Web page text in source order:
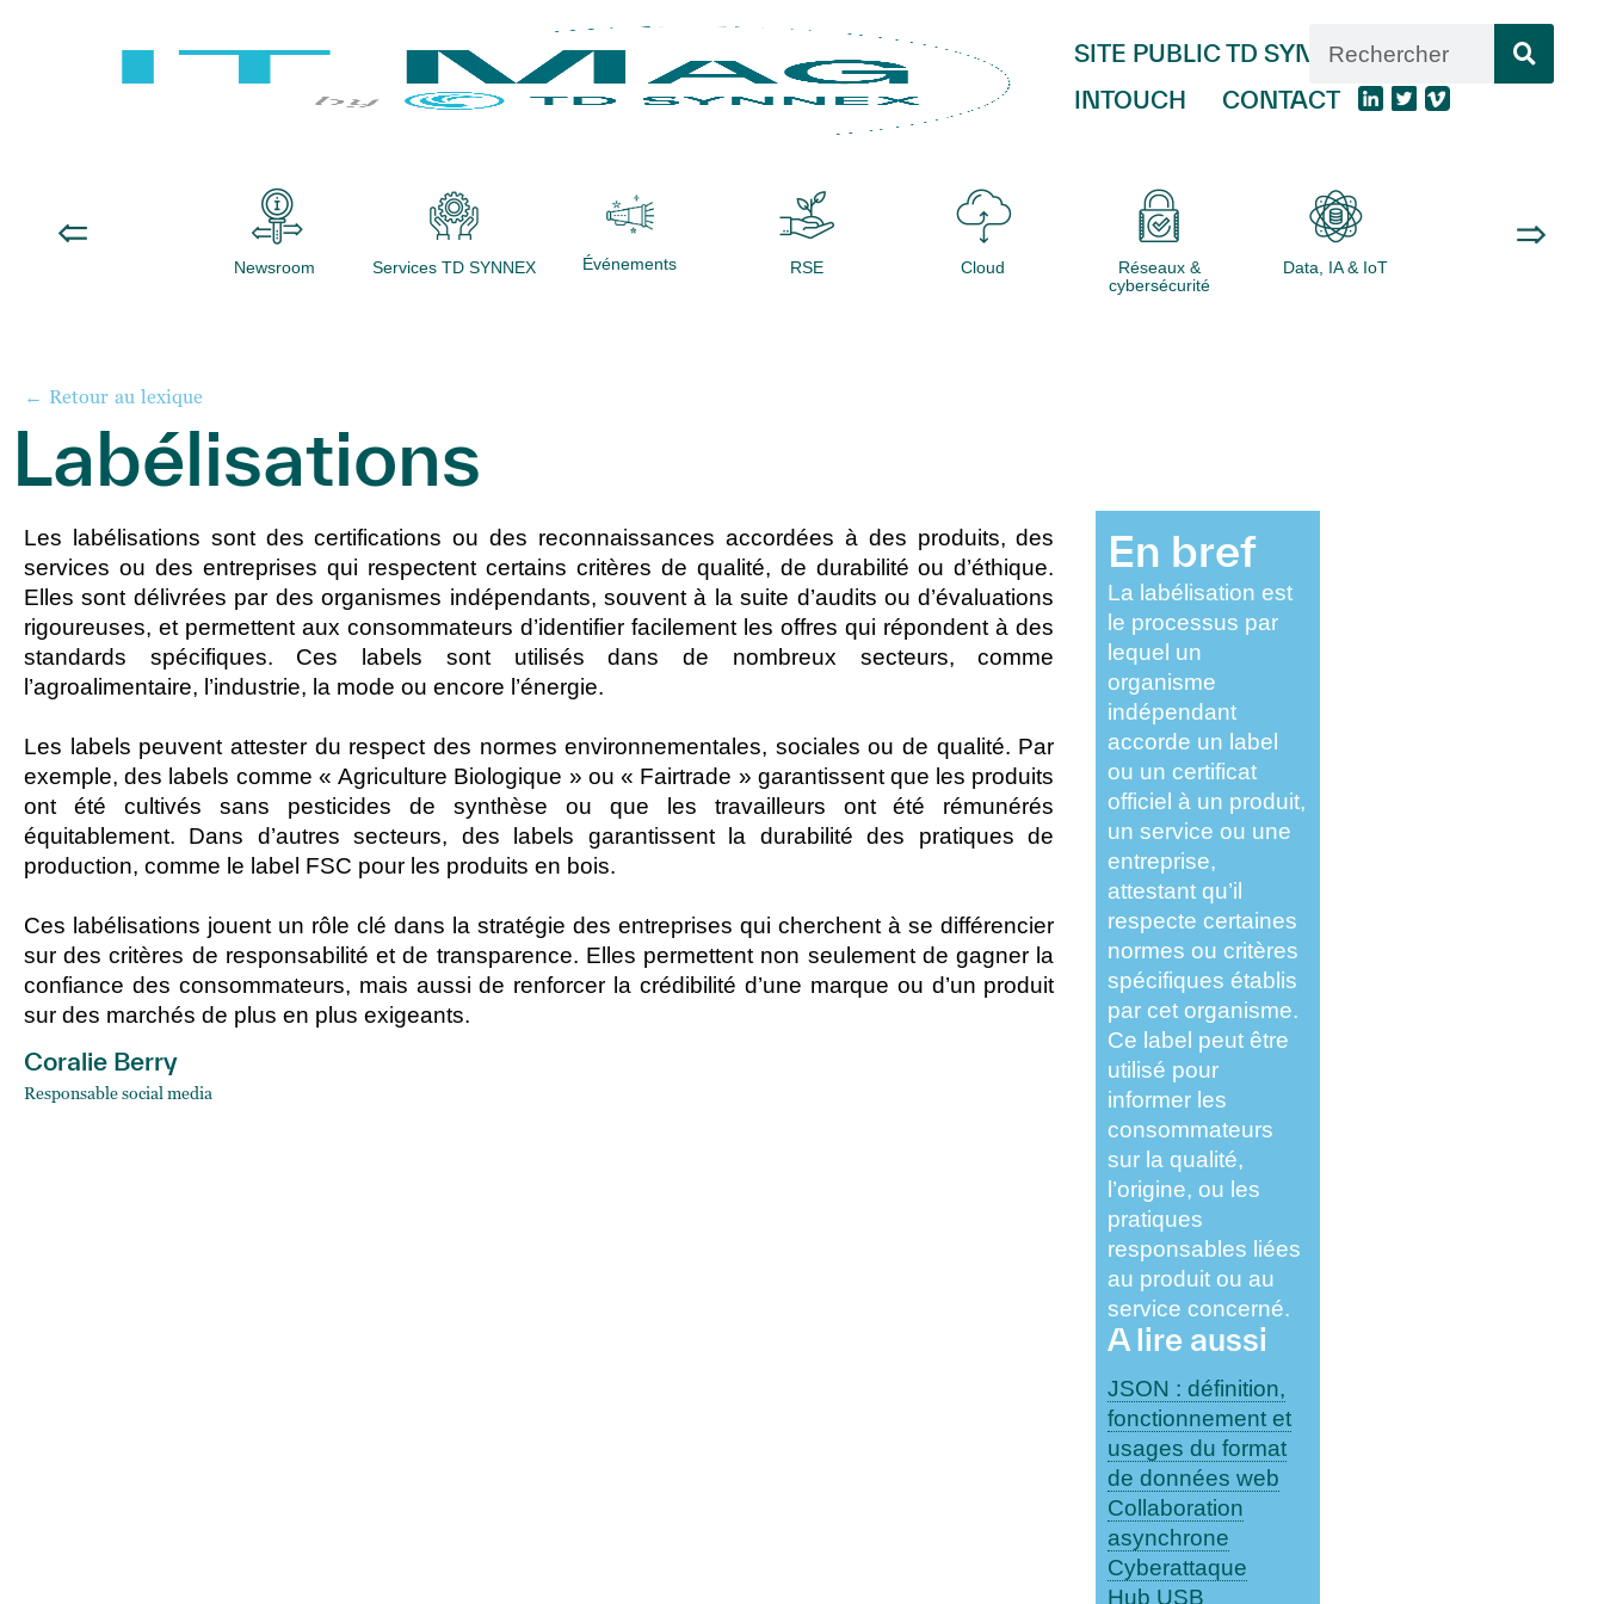
SITE PUBLIC TD SYNNEX
INTOUCH
CONTACT
Newsroom Services TD SYNNEX Événements RSE Cloud
Réseaux &
cybersécurité
Data, IA & IoT
← Retour au lexique
Labélisations
Les labélisations sont des certifications ou des reconnaissances accordées à des produits, des
services ou des entreprises qui respectent certains critères de qualité, de durabilité ou d’éthique.
Elles sont délivrées par des organismes indépendants, souvent à la suite d’audits ou d’évaluations
rigoureuses, et permettent aux consommateurs d’identifier facilement les offres qui répondent à des
standards spécifiques. Ces labels sont utilisés dans de nombreux secteurs, comme
l’agroalimentaire, l’industrie, la mode ou encore l’énergie.
Les labels peuvent attester du respect des normes environnementales, sociales ou de qualité. Par
exemple, des labels comme « Agriculture Biologique » ou « Fairtrade » garantissent que les produits
ont été cultivés sans pesticides de synthèse ou que les travailleurs ont été rémunérés
équitablement. Dans d’autres secteurs, des labels garantissent la durabilité des pratiques de
production, comme le label FSC pour les produits en bois.
Ces labélisations jouent un rôle clé dans la stratégie des entreprises qui cherchent à se différencier
sur des critères de responsabilité et de transparence. Elles permettent non seulement de gagner la
confiance des consommateurs, mais aussi de renforcer la crédibilité d’une marque ou d’un produit
sur des marchés de plus en plus exigeants.
Coralie Berry
Responsable social media
En bref
La labélisation est
le processus par
lequel un
organisme
indépendant
accorde un label
ou un certificat
officiel à un produit,
un service ou une
entreprise,
attestant qu’il
respecte certaines
normes ou critères
spécifiques établis
par cet organisme.
Ce label peut être
utilisé pour
informer les
consommateurs
sur la qualité,
l’origine, ou les
pratiques
responsables liées
au produit ou au
service concerné.
A lire aussi
JSON : définition,
fonctionnement et
usages du format
de données web
Collaboration
asynchrone
Cyberattaque
Hub USB